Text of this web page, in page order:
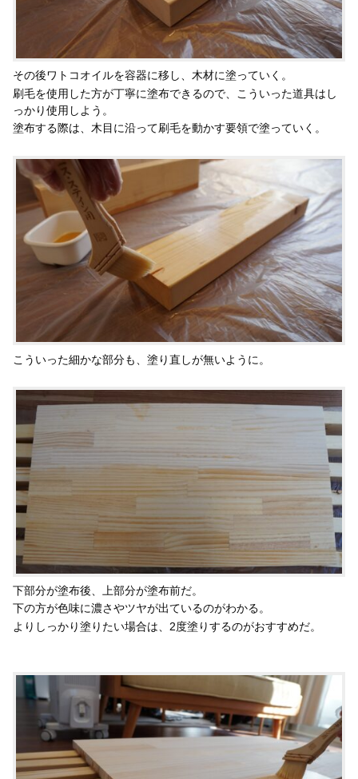
その後ワトコオイルを容器に移し、木材に塗っていく。
刷毛を使用した方が丁寧に塗布できるので、こういった道具はし
っかり使用しよう。
塗布する際は、木目に沿って刷毛を動かす要領で塗っていく。
こういった細かな部分も、塗り直しが無いように。
下部分が塗布後、上部分が塗布前だ。
下の方が色味に濃さやツヤが出ているのがわかる。
よりしっかり塗りたい場合は、2度塗りするのがおすすめだ。